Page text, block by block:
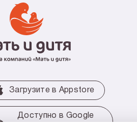
Загрузите в Аррstore
Доступно в Google